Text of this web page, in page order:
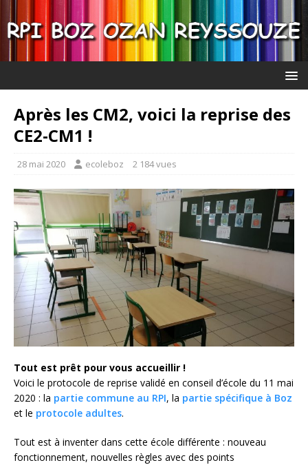
Après les CM2, voici la reprise des
CE2-CM1 !
28 mai 2020 ecoleboz 2 184 vues
Tout est prêt pour vous accueillir !
Voici le protocole de reprise validé en conseil d’école du 11 mai
2020 : la partie commune au RPI, la partie spécifique à Boz
et le protocole adultes.
Tout est à inventer dans cette école différente : nouveau
fonctionnement, nouvelles règles avec des points